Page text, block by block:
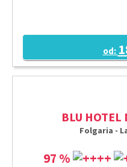
od:
BLU HOTEL
Folgaria -
97 %